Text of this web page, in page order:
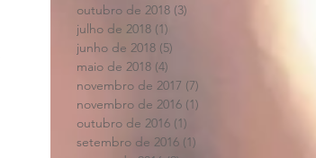
outubro de 2018 (3)
julho de 2018 (1)
junho de 2018 (5)
maio de 2018 (4)
novembro de 2017 (7)
novembro de 2016 (1)
outubro de 2016 (1)
setembro de 2016 (1)